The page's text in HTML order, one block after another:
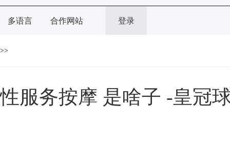
多语言 合作网站 登录
>>
性服务按摩 是啥子 -皇冠